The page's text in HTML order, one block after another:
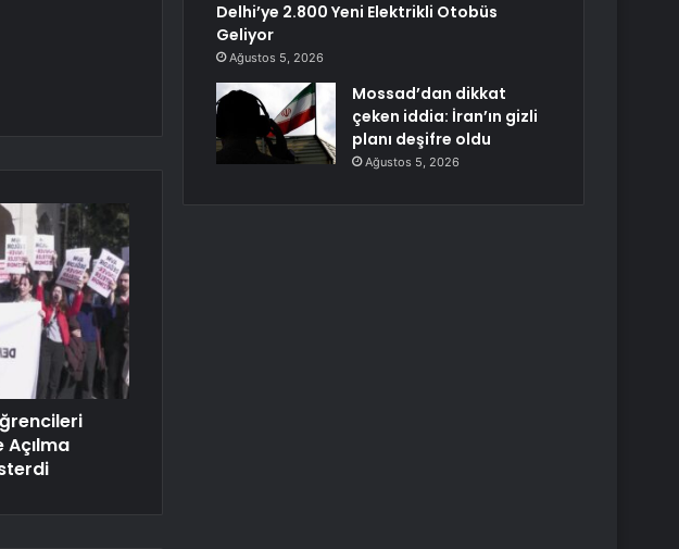
Delhi’ye 2.800 Yeni Elektrikli Otobüs
Geliyor
Ağustos 5, 2026
Mossad’dan dikkat
çeken iddia: İran’ın gizli
planı deşifre oldu
Ağustos 5, 2026